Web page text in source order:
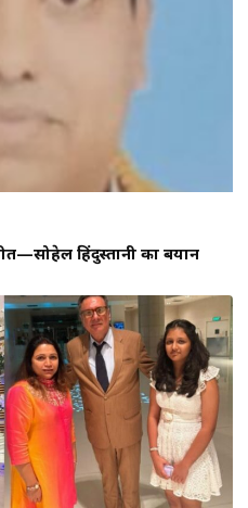
हिंदुस्तानी का बयान